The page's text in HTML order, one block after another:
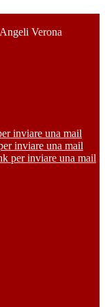
Verona
inviare una mail
inviare una mail
per inviare una mail